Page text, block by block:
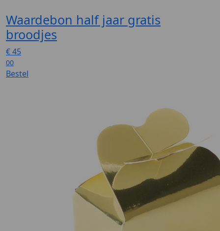
Waardebon half jaar gratis
broodjes
€45
00
Bestel